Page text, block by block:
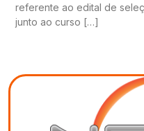
referente ao edital de
junto ao curso […]